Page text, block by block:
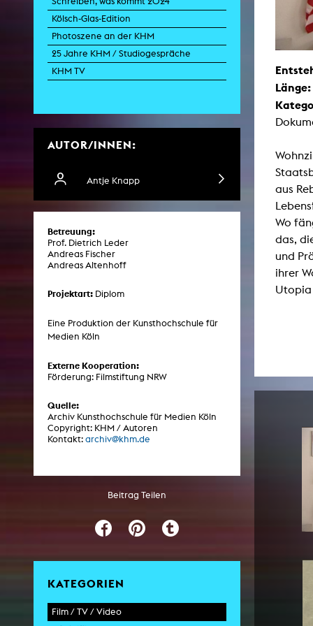
Kölsch-Glas-Edition
Photoszene an der KHM
25 Jahre KHM / Studiogespräche
KHM TV
AUTOR/INNEN:
Antje Knapp
Betreuung:
Prof. Dietrich Leder
Andreas Fischer
Andreas Altenhoff
Projektart: Diplom
Eine Produktion der Kunsthochschule für
Medien Köln
Externe Kooperation:
Förderung: Filmstiftung NRW
Quelle:
Archiv Kunsthochschule für Medien Köln
Copyright: KHM / Autoren
Kontakt: archiv@khm.de
Beitrag Teilen
KATEGORIEN
Film / TV / Video
Länge:
aus
Wo
das,
und
ihrer
Utopia
Künstlerische Arbeiten Studierende
KHM Forschung
Photoszene an der KHM